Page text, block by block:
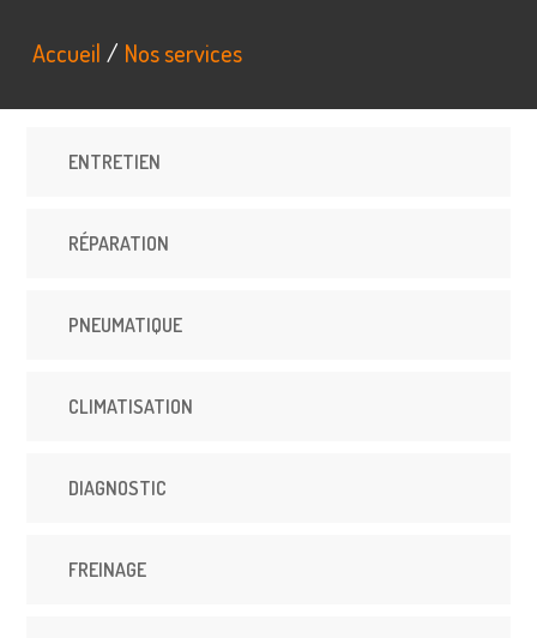
Accueil Nos services
ENTRETIEN
RÉPARATION
PNEUMATIQUE
CLIMATISATION
DIAGNOSTIC
FREINAGE